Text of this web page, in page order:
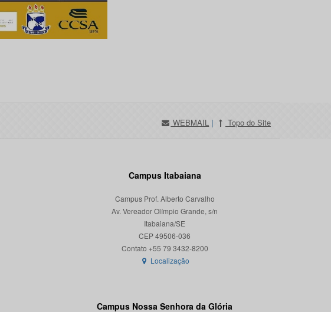
WEBMAIL | Topo do Site
Campus Itabaiana
Campus Prof. Alberto Carvalho
Av. Vereador Olímpio Grande, s/n
Itabaiana/SE
CEP 49506-036
Localização
Campus Nossa Senhora da Glória